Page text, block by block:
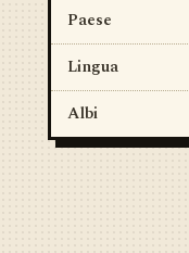
Paese
Lingua
Albi